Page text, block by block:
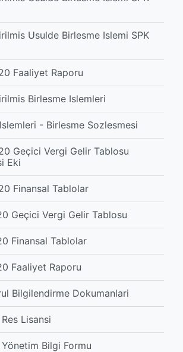
Usulde Birlesme Islemi SPK
Faaliyet Raporu
Birlesme Islemleri
- Birlesme Sozlesmesi
Geçici Vergi Gelir Tablosu
Eki
Finansal Tablolar
Geçici Vergi Gelir Tablosu
Finansal Tablolar
Faaliyet Raporu
Bilgilendirme Dokumanlari
Lisansi
Yönetim Bilgi Formu